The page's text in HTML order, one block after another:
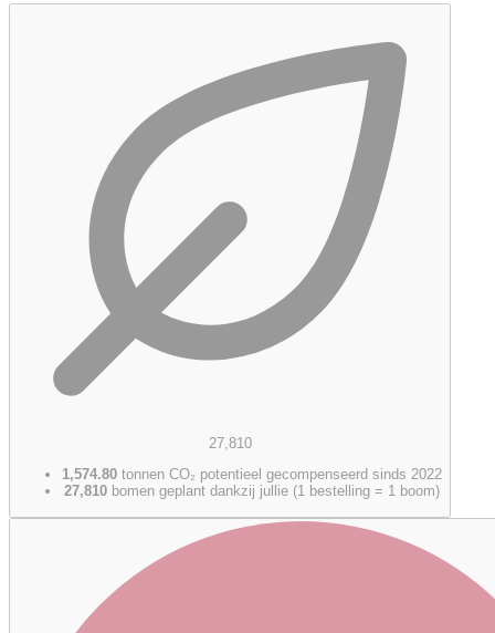
27,810
1,574.80 tonnen CO₂ potentieel gecompenseerd sinds 2022
27,810 bomen geplant dankzij jullie (1 bestelling = 1 boom)